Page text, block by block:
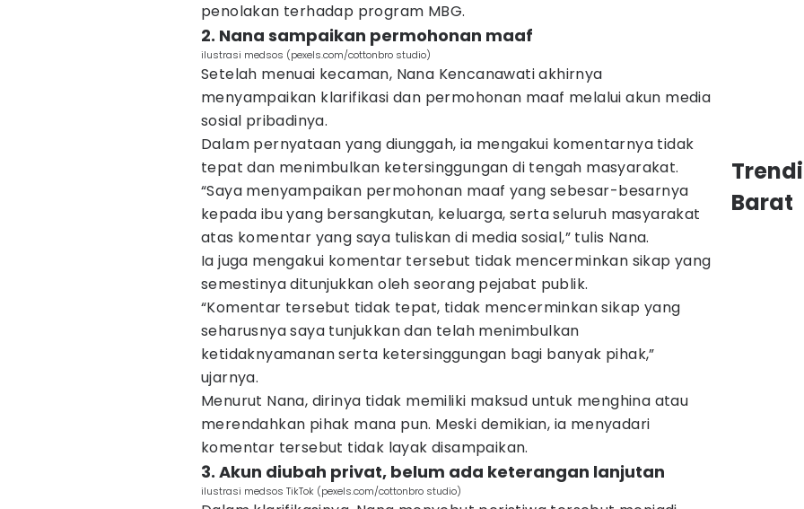
penolakan terhadap program MBG.
2. Nana sampaikan permohonan maaf
ilustrasi medsos (pexels.com/cottonbro studio)
Setelah menuai kecaman, Nana Kencanawati akhirnya
menyampaikan klarifikasi dan permohonan maaf melalui akun media
sosial pribadinya.
Dalam pernyataan yang diunggah, ia mengakui komentarnya tidak
tepat dan menimbulkan ketersinggungan di tengah masyarakat.
“Saya menyampaikan permohonan maaf yang sebesar-besarnya
kepada ibu yang bersangkutan, keluarga, serta seluruh masyarakat
atas komentar yang saya tuliskan di media sosial,” tulis Nana.
Ia juga mengakui komentar tersebut tidak mencerminkan sikap yang
semestinya ditunjukkan oleh seorang pejabat publik.
“Komentar tersebut tidak tepat, tidak mencerminkan sikap yang
seharusnya saya tunjukkan dan telah menimbulkan
ketidaknyamanan serta ketersinggungan bagi banyak pihak,”
ujarnya.
Menurut Nana, dirinya tidak memiliki maksud untuk menghina atau
merendahkan pihak mana pun. Meski demikian, ia menyadari
komentar tersebut tidak layak disampaikan.
3. Akun diubah privat, belum ada keterangan lanjutan
ilustrasi medsos TikTok (pexels.com/cottonbro studio)
Barat